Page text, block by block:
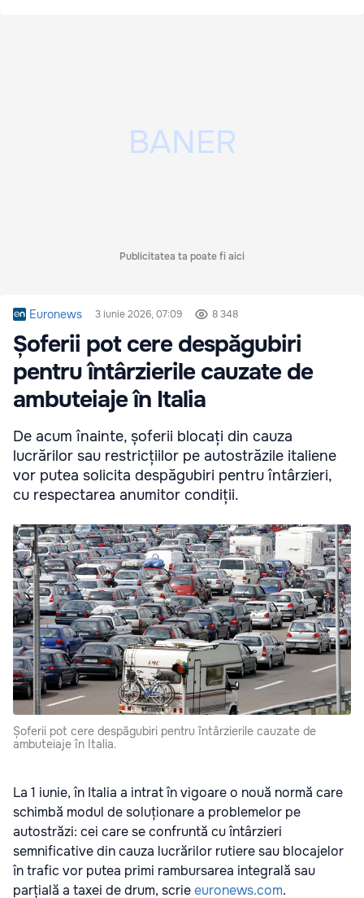
Publicitatea ta poate fi aici
Euronews 3 iunie 2026, 07:09 8 348
Șoferii pot cere despăgubiri
pentru întârzierile cauzate de
ambuteiaje în Italia
De acum înainte, șoferii blocați din cauza
lucrărilor sau restricțiilor pe autostrăzile italiene
vor putea solicita despăgubiri pentru întârzieri,
cu respectarea anumitor condiții.
Șoferii pot cere despăgubiri pentru întârzierile cauzate de
ambuteiaje în Italia.
La 1 iunie, în Italia a intrat în vigoare o nouă normă care
schimbă modul de soluționare a problemelor pe
autostrăzi: cei care se confruntă cu întârzieri
semnificative din cauza lucrărilor rutiere sau blocajelor
în trafic vor putea primi rambursarea integrală sau
parțială a taxei de drum, scrieeuronews.com.